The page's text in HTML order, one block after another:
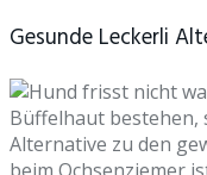
Gesunde Leckerli
Büffelhaut bestehen,
Alternative zu den